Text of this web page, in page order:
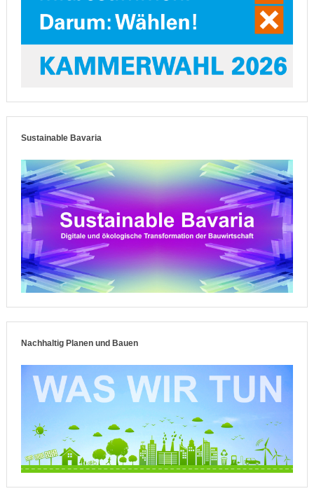
Sustainable Bavaria
Nachhaltig Planen und Bauen